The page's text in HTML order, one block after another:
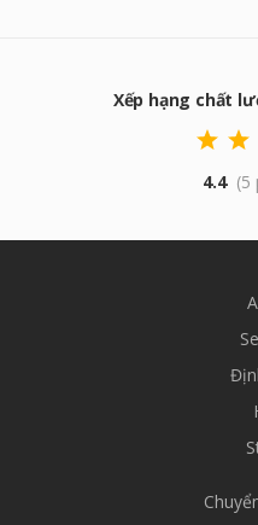
Xếp hạng chất
4.4 (5